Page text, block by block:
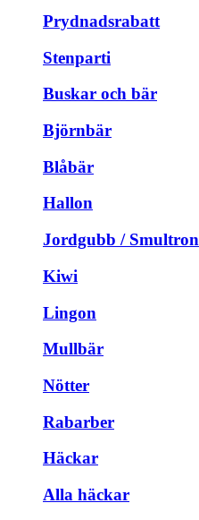
Prydnadsrabatt
Stenparti
Buskar och bär
Björnbär
Blåbär
Hallon
Jordgubb / Smultron
Kiwi
Lingon
Mullbär
Nötter
Rabarber
Häckar
Alla häckar